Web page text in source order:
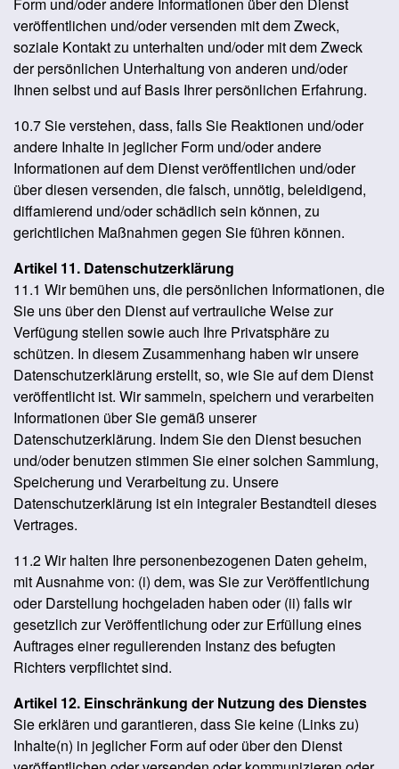
veröffentlichen und/oder versenden mit dem Zweck,
soziale Kontakt zu unterhalten und/oder mit dem Zweck
der persönlichen Unterhaltung von anderen und/oder
Ihnen selbst und auf Basis Ihrer persönlichen Erfahrung.
10.7 Sie verstehen, dass, falls Sie Reaktionen und/oder
andere Inhalte in jeglicher Form und/oder andere
Informationen auf dem Dienst veröffentlichen und/oder
über diesen versenden, die falsch, unnötig, beleidigend,
diffamierend und/oder schädlich sein können, zu
gerichtlichen Maßnahmen gegen Sie führen können.
Artikel 11. Datenschutzerklärung
11.1 Wir bemühen uns, die persönlichen Informationen, die
Sie uns über den Dienst auf vertrauliche Weise zur
Verfügung stellen sowie auch Ihre Privatsphäre zu
schützen. In diesem Zusammenhang haben wir unsere
Datenschutzerklärung erstellt, so, wie Sie auf dem Dienst
veröffentlicht ist. Wir sammeln, speichern und verarbeiten
Informationen über Sie gemäß unserer
Datenschutzerklärung. Indem Sie den Dienst besuchen
und/oder benutzen stimmen Sie einer solchen Sammlung,
Speicherung und Verarbeitung zu. Unsere
Datenschutzerklärung ist ein integraler Bestandteil dieses
Vertrages.
11.2 Wir halten Ihre personenbezogenen Daten geheim,
mit Ausnahme von: (i) dem, was Sie zur Veröffentlichung
oder Darstellung hochgeladen haben oder (ii) falls wir
gesetzlich zur Veröffentlichung oder zur Erfüllung eines
Auftrages einer regulierenden Instanz des befugten
Richters verpflichtet sind.
Artikel 12. Einschränkung der Nutzung des Dienstes
Sie erklären und garantieren, dass Sie keine (Links zu)
Inhalte(n) in jeglicher Form auf oder über den Dienst